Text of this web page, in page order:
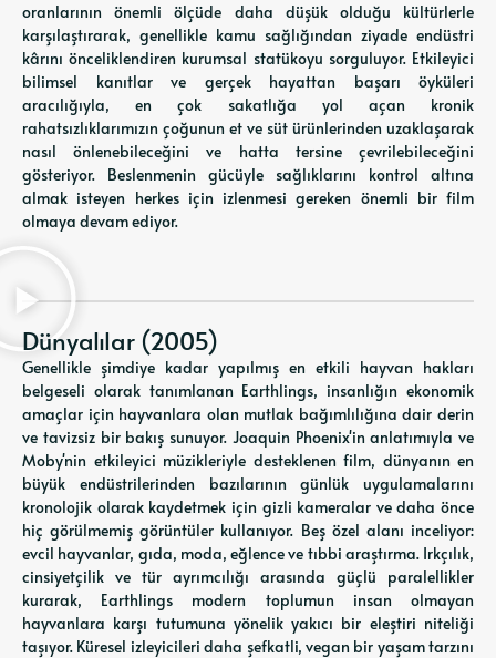
oranlarının önemli ölçüde daha düşük olduğu kültürlerle
karşılaştırarak, genellikle kamu sağlığından ziyade endüstri
kârını önceliklendiren kurumsal statükoyu sorguluyor. Etkileyici
bilimsel kanıtlar ve gerçek hayattan başarı öyküleri
aracılığıyla, en çok sakatlığa yol açan kronik
rahatsızlıklarımızın çoğunun et ve süt ürünlerinden uzaklaşarak
nasıl önlenebileceğini ve hatta tersine çevrilebileceğini
gösteriyor. Beslenmenin gücüyle sağlıklarını kontrol altına
almak isteyen herkes için izlenmesi gereken önemli bir film
olmaya devam ediyor.
Dünyalılar (2005)
Genellikle şimdiye kadar yapılmış en etkili hayvan hakları
belgeseli olarak tanımlanan Earthlings, insanlığın ekonomik
amaçlar için hayvanlara olan mutlak bağımlılığına dair derin
ve tavizsiz bir bakış sunuyor. Joaquin Phoenix'in anlatımıyla ve
Moby'nin etkileyici müzikleriyle desteklenen film, dünyanın en
büyük endüstrilerinden bazılarının günlük uygulamalarını
kronolojik olarak kaydetmek için gizli kameralar ve daha önce
hiç görülmemiş görüntüler kullanıyor. Beş özel alanı inceliyor:
evcil hayvanlar, gıda, moda, eğlence ve tıbbi araştırma. Irkçılık,
cinsiyetçilik ve tür ayrımcılığı arasında güçlü paralellikler
kurarak, Earthlings modern toplumun insan olmayan
hayvanlara karşı tutumuna yönelik yakıcı bir eleştiri niteliği
taşıyor. Küresel izleyicileri daha şefkatli, vegan bir yaşam tarzını